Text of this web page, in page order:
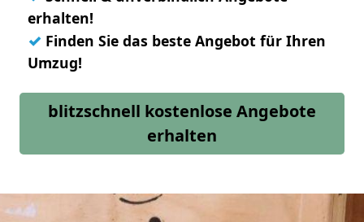
erhalten!
✓ Finden Sie das beste Angebot für Ihren
Umzug!
blitzschnell kostenlose Angebote
erhalten